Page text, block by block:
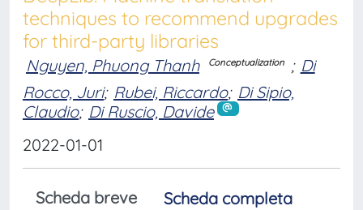
techniques to recommend upgrades
for third-party libraries
Nguyen, Phuong Thanh Conceptualization ; Di
Rocco, Juri; Rubei, Riccardo; Di Sipio,
Claudio; Di Ruscio, Davide
2022-01-01
Scheda breve
Scheda completa